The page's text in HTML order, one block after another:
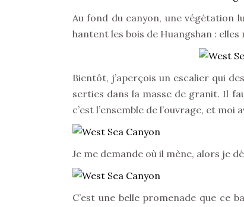
Au fond du canyon, une végétation
hantent les bois de Huangshan :
Bientôt, j’aperçois un escalier qui
serties dans la masse de granit. Il
c’est l’ensemble de l’ouvrage, et
Je me demande où il mène, alors je
C’est une belle promenade que ce